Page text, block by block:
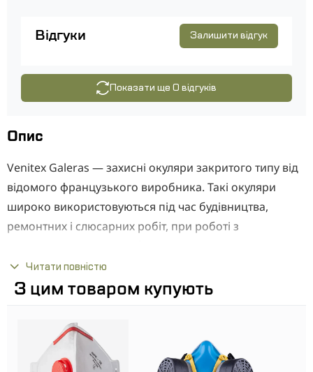
Відгуки Залишити відгук
Показати ще 0 відгуків
Опис
Venitex Galeras — захисні окуляри закритого типу від
відомого французького виробника. Такі окуляри
широко використовуються під час будівництва,
ремонтних і слюсарних робіт, при роботі з
промислових підприємствах.
Абсолютно прозорі полікарбонатні лінзи
Читати повністю
З цим товаром купують